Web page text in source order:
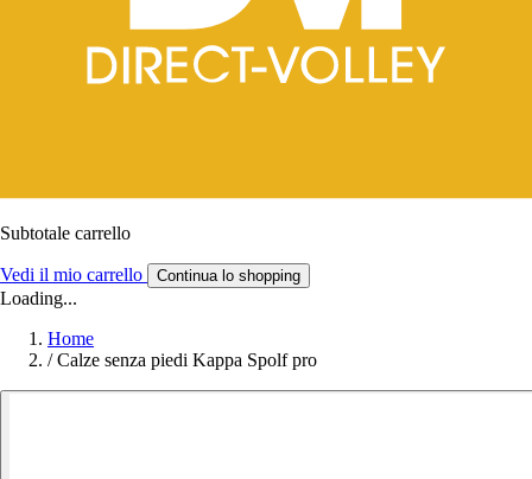
Subtotale carrello
Vedi il mio carrello Continua lo shopping
Loading...
Home
/ Calze senza piedi Kappa Spolf pro